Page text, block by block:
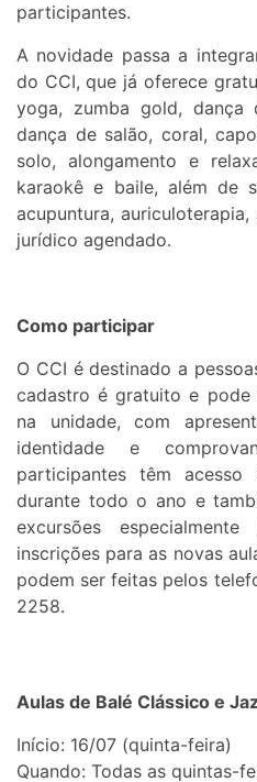
participantes.
A novidade passa a
do CCI, que já oferece
yoga, zumba gold, dança
dança de salão, coral,
solo, alongamento e
karaokê e baile, além de
acupuntura,
jurídico agendado.
Como participar
O CCI é destinado a
cadastro é gratuito e pode
na unidade, com
identidade e
participantes têm acesso
durante todo o ano e
excursões
inscrições para as novas
podem ser feitas pelos
2258.
Aulas de Balé Clássico e
Início: 16/07 (quinta-feira)
Quando: Todas as quintas-